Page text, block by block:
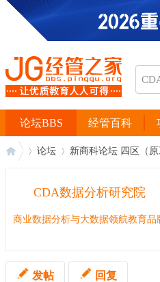
经管百科
论坛BBS
论坛 新商科论坛 四区（原
CDA数据分析研究院
商业数据分析与大数据领航教育品
发帖 回复